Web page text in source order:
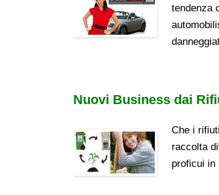
tendenza
Nuovi Business dai
Che i
raccolta
proficui